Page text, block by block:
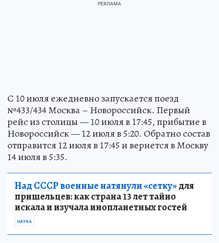
С 10 июля ежедневно запускается поезд
№433/434 Москва – Новороссийск. Первый
рейс из столицы — 10 июля в 17:45, прибытие в
Новороссийск — 12 июля в 5:20. Обратно состав
отправится 12 июля в 17:45 и вернется в Москву
14 июля в 5:35.
Над СССР военные натянули «сетку»для
пришельцев: как страна 13 лет тайно
искала и изучала инопланетных гостей
НАУКА